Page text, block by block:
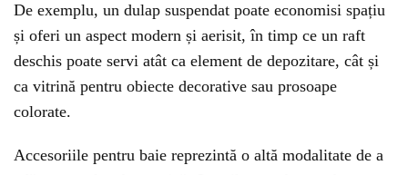
De exemplu, un dulap suspendat poate economisi spațiu
și oferi un aspect modern și aerisit, în timp ce un raft
deschis poate servi atât ca element de depozitare, cât și
ca vitrină pentru obiecte decorative sau prosoape
colorate.
Accesoriile pentru baie reprezintă o altă modalitate de a